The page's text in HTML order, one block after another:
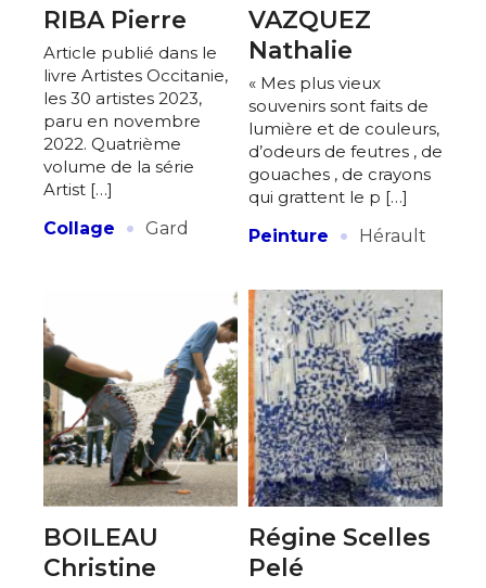
RIBA Pierre
Article publié dans le
livre Artistes Occitanie,
les 30 artistes 2023,
paru en novembre
2022. Quatrième
volume de la série
Artist […]
Collage
· Gard
VAZQUEZ
Nathalie
« Mes plus vieux
souvenirs sont faits de
lumière et de couleurs,
d’odeurs de feutres , de
gouaches , de crayons
qui grattent le p […]
Peinture
· Hérault
BOILEAU
Christine
Régine Scelles
Pelé